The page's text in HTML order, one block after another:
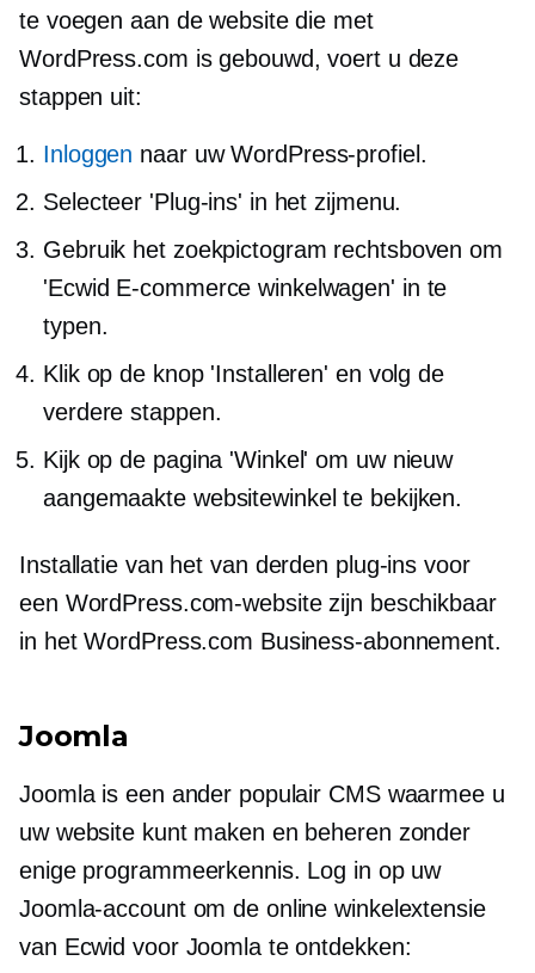
te voegen aan de website die met
WordPress.com is gebouwd, voert u deze
stappen uit:
Inloggen naar uw WordPress-profiel.
Selecteer 'Plug-ins' in het zijmenu.
Gebruik het zoekpictogram rechtsboven om
'Ecwid E-commerce winkelwagen' in te
typen.
Klik op de knop 'Installeren' en volg de
verdere stappen.
Kijk op de pagina 'Winkel' om uw nieuw
aangemaakte websitewinkel te bekijken.
Installatie van het van derden plug-ins voor
een WordPress.com-website zijn beschikbaar
in het WordPress.com Business-abonnement.
Joomla
Joomla is een ander populair CMS waarmee u
uw website kunt maken en beheren zonder
enige programmeerkennis. Log in op uw
Joomla-account om de online winkelextensie
van Ecwid voor Joomla te ontdekken: